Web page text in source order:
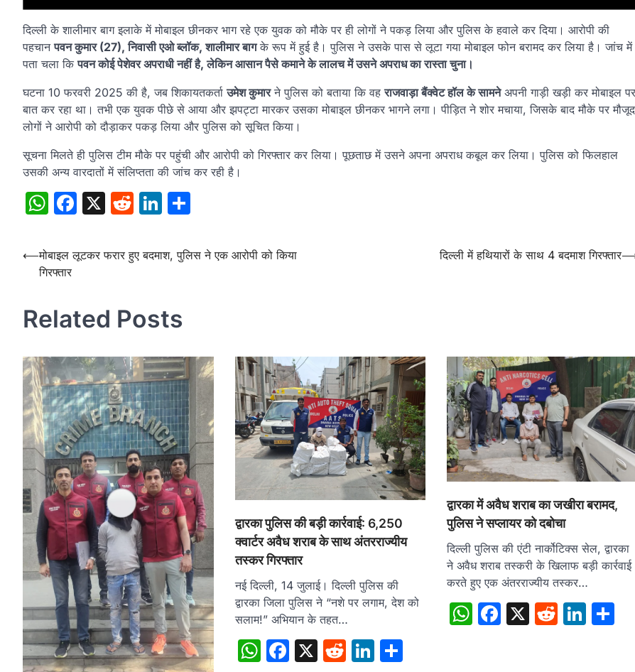
दिल्ली के शालीमार बाग इलाके में मोबाइल छीनकर भाग रहे एक युवक को मौके पर ही लोगों ने पकड़ लिया और पुलिस के हवाले कर दिया। आरोपी की
पहचानपवन कुमार (27), निवासी एओ ब्लॉक, शालीमार बागके रूप में हुई है। पुलिस ने उसके पास से लूटा गया मोबाइल फोन बरामद कर लिया है। जांच में
पता चला किपवन कोई पेशेवर अपराधी नहीं है, लेकिन आसान पैसे कमाने के लालच में उसने अपराध का रास्ता चुना।
घटना 10 फरवरी 2025 की है, जब शिकायतकर्ताउमेश कुमारने पुलिस को बताया कि वहराजवाड़ा बैंक्वेट हॉल के सामनेअपनी गाड़ी खड़ी कर मोबाइल पर
बात कर रहा था। तभी एक युवक पीछे से आया और झपट्टा मारकर उसका मोबाइल छीनकर भागने लगा। पीड़ित ने शोर मचाया, जिसके बाद मौके पर मौजूद
लोगों ने आरोपी को दौड़ाकर पकड़ लिया और पुलिस को सूचित किया।
सूचना मिलते ही पुलिस टीम मौके पर पहुंची और आरोपी को गिरफ्तार कर लिया। पूछताछ में उसने अपना अपराध कबूल कर लिया। पुलिस को फिलहाल
उसकी अन्य वारदातों में संलिप्तता की जांच कर रही है।
WhatsApp
Facebook
X RedditLinkedIn
Post
navigation
⟵मोबाइल लूटकर फरार हुए बदमाश, पुलिस ने एक आरोपी को किया
गिरफ्तार
दिल्ली में हथियारों के साथ 4 बदमाश गिरफ्तार
Related Posts
द्वारका पुलिस की बड़ी कार्रवाई: 6,250
क्वार्टर अवैध शराब के साथ अंतरराज्यीय
तस्कर गिरफ्तार
नई दिल्ली, 14 जुलाई। दिल्ली पुलिस की
द्वारका जिला पुलिस ने “नशे पर लगाम, देश को
सलाम!” अभियान के तहत…
WhatsApp
Facebook
X RedditLinkedIn
Share
द्वारका में अवैध शराब का जखीरा बरामद,
पुलिस ने सप्लायर को दबोचा
दिल्ली पुलिस की एंटी नार्कोटिक्स सेल, द्वारका
ने अवैध शराब तस्करी के खिलाफ बड़ी कार्रवाई
करते हुए एक अंतरराज्यीय तस्कर…
WhatsApp
Facebook
X Reddit